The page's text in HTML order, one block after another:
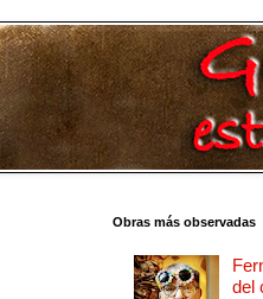
Obras más observadas
del